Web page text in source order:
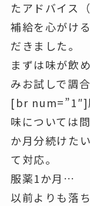
たアドバイス
補給を心がけ
だきました。
まずは味が飲
みお試しで調
[br num=”1″]
味については
か月分続けた
て対応。
服薬1か月…
以前よりも落